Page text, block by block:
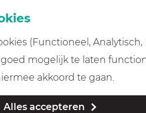
(Functioneel,
mogelijk te laten
akkoord te gaan.
Alles accepteren